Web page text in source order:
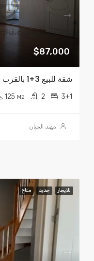
$87,000
3+1
2
125 M2
مهند الجبان
للايجار جديد متاح